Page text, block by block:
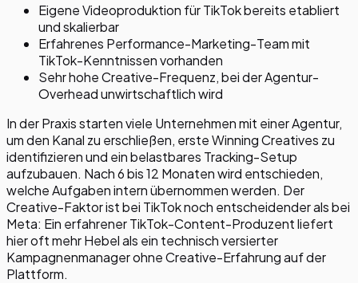
Eigene Videoproduktion für TikTok bereits etabliert
und skalierbar
Erfahrenes Performance-Marketing-Team mit
TikTok-Kenntnissen vorhanden
Sehr hohe Creative-Frequenz, bei der Agentur-
Overhead unwirtschaftlich wird
In der Praxis starten viele Unternehmen mit einer Agentur,
um den Kanal zu erschließen, erste Winning Creatives zu
identifizieren und ein belastbares Tracking-Setup
aufzubauen. Nach 6 bis 12 Monaten wird entschieden,
welche Aufgaben intern übernommen werden. Der
Creative-Faktor ist bei TikTok noch entscheidender als bei
Meta: Ein erfahrener TikTok-Content-Produzent liefert
hier oft mehr Hebel als ein technisch versierter
Kampagnenmanager ohne Creative-Erfahrung auf der
Plattform.